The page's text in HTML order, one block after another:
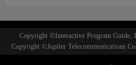
Copyright ©Interactive Program Guide,
Copyright ©Jupiter Telecommunications